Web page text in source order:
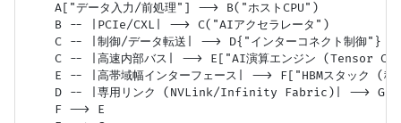
    A["データ入力/前処理"] --> B("ホストCPU")
    B -- |PCIe/CXL| --> C("AIアクセラレータ")
    C -- |制御/データ転送| --> D{"インターコネクト制御"}
C -- |高速内部バス| --> E["AI演算エンジン (Tensor
E -- |高帯域幅インターフェース| --> F["HBMスタック (積
D -- |専用リンク (NVLink/Infinity Fabric)| --> G("
    F --> E